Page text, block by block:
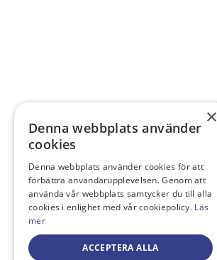
×
Denna webbplats använder
cookies
Denna webbplats använder cookies för att
förbättra användarupplevelsen. Genom att
använda vår webbplats samtycker du till alla
cookies i enlighet med vår cookiepolicy. Läs
mer
ACCEPTERA ALLA